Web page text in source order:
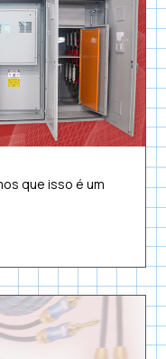
que isso é um